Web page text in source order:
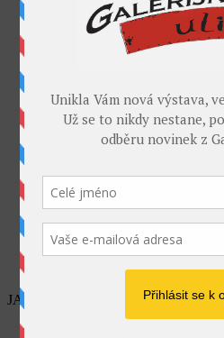
Takoví jsme byli
I. sympozium
II. sympozium
Galerijní rybník
V. sympozium
DESET
KONTAKT
JAN LIPINA Zdeněk Dunko